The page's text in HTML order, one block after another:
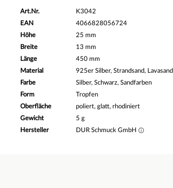
Art.Nr.
K3042
EAN
4066828056724
Höhe
25 mm
Breite
13 mm
Länge
450 mm
Material
925er Silber, Strandsand, Lavasand
Farbe
Silber, Schwarz, Sandfarben
Form
Tropfen
Oberfläche
poliert, glatt, rhodiniert
Gewicht
5 g
Hersteller
DUR Schmuck GmbH